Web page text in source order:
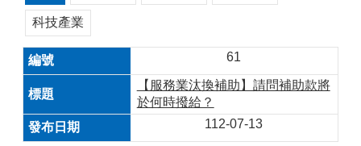
科技產業
61
【服務業汰換補助】請問補助款將
於何時撥給？
112-07-13